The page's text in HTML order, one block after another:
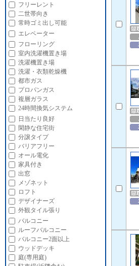
フリーレント
二世帯向き
常時ゴミ出し可能
エレベーター
フローリング
室内洗濯機置き場
洗濯機置き場
洗濯・衣類乾燥機
都市ガス
プロパンガス
複層ガラス
24時間換気システム
日当たり良好
閑静な住宅街
分譲タイプ
バリアフリー
オール電化
家具付き
出窓
メゾネット
ロフト
デザイナーズ
外観タイル張り
バルコニー
ルーフバルコニー
バルコニー2面以上
ウッドデッキ
庭(専用庭)